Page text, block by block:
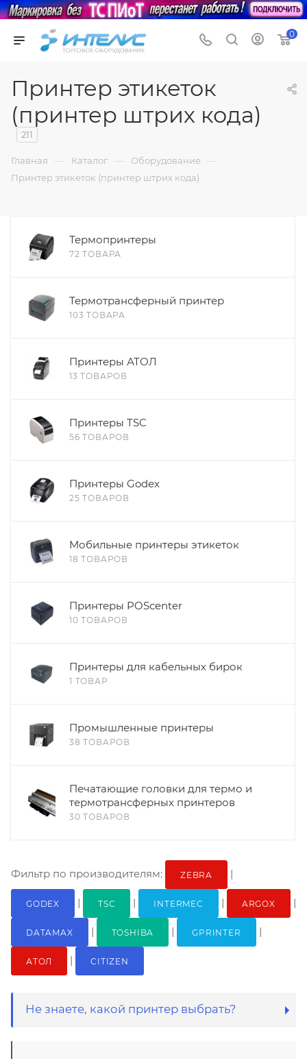
0
Принтер этикеток
(принтер штрих кода)
211
Главная — Каталог — Оборудование —
Принтер этикеток (принтер штрих кода)
Термопринтеры
72 ТОВАРА
Термотрансферный принтер
103 ТОВАРА
Принтеры АТОЛ
13 ТОВАРОВ
Принтеры TSC
56 ТОВАРОВ
Принтеры Godex
25 ТОВАРОВ
Мобильные принтеры этикеток
18 ТОВАРОВ
Принтеры POScenter
10 ТОВАРОВ
Принтеры для кабельных бирок
1 ТОВАР
Промышленные принтеры
38 ТОВАРОВ
Печатающие головки для термо и
термотрансферных принтеров
30 ТОВАРОВ
Фильтр по производителям: ZEBRA |
GODEX | TSC | INTERMEC | ARGOX |
DATAMAX | TOSHIBA | GPRINTER |
АТОЛ | CITIZEN
Не знаете, какой принтер выбрать?